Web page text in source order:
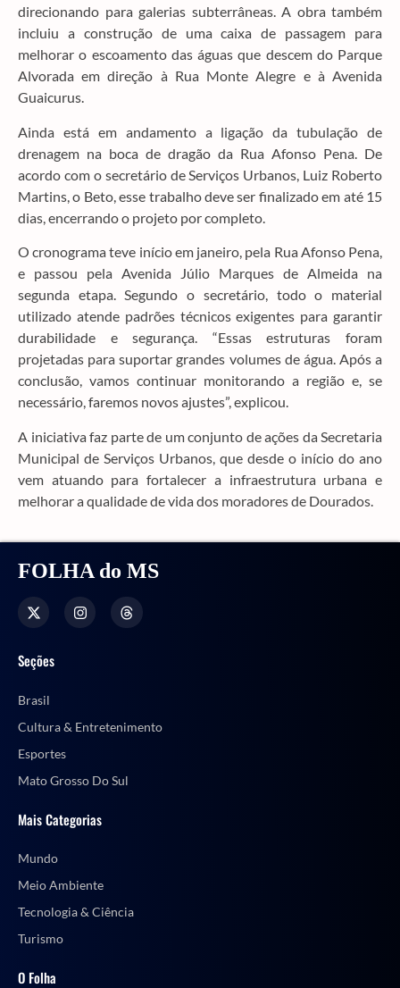
direcionando para galerias subterrâneas. A obra também
incluiu a construção de uma caixa de passagem para
melhorar o escoamento das águas que descem do Parque
Alvorada em direção à Rua Monte Alegre e à Avenida
Guaicurus.
Ainda está em andamento a ligação da tubulação de
drenagem na boca de dragão da Rua Afonso Pena. De
acordo com o secretário de Serviços Urbanos, Luiz Roberto
Martins, o Beto, esse trabalho deve ser finalizado em até 15
dias, encerrando o projeto por completo.
O cronograma teve início em janeiro, pela Rua Afonso Pena,
e passou pela Avenida Júlio Marques de Almeida na
segunda etapa. Segundo o secretário, todo o material
utilizado atende padrões técnicos exigentes para garantir
durabilidade e segurança. “Essas estruturas foram
projetadas para suportar grandes volumes de água. Após a
conclusão, vamos continuar monitorando a região e, se
necessário, faremos novos ajustes”, explicou.
A iniciativa faz parte de um conjunto de ações da Secretaria
Municipal de Serviços Urbanos, que desde o início do ano
vem atuando para fortalecer a infraestrutura urbana e
melhorar a qualidade de vida dos moradores de Dourados.
FOLHA do MS
Seções
Brasil
Cultura & Entretenimento
Esportes
Mato Grosso Do Sul
Mais Categorias
Mundo
Meio Ambiente
Tecnologia & Ciência
Turismo
O Folha